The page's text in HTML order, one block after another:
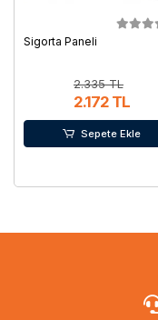
Sigorta Paneli
2.335 TL
2.172 TL
Sepete Ekle